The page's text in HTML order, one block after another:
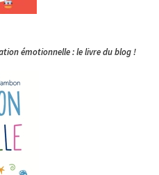
émotionnelle : le livre du blog !